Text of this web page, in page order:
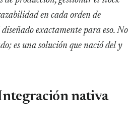
en cada orden de
exactamente para eso. No
es una solución que nació del y
nativa